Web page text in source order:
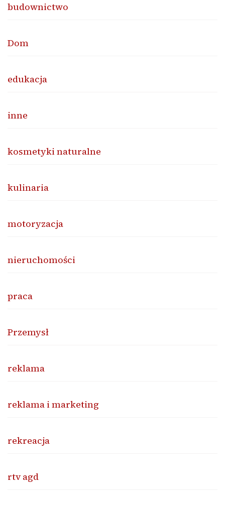
budownictwo
Dom
edukacja
inne
kosmetyki naturalne
kulinaria
motoryzacja
nieruchomości
praca
Przemysł
reklama
reklama i marketing
rekreacja
rtv agd